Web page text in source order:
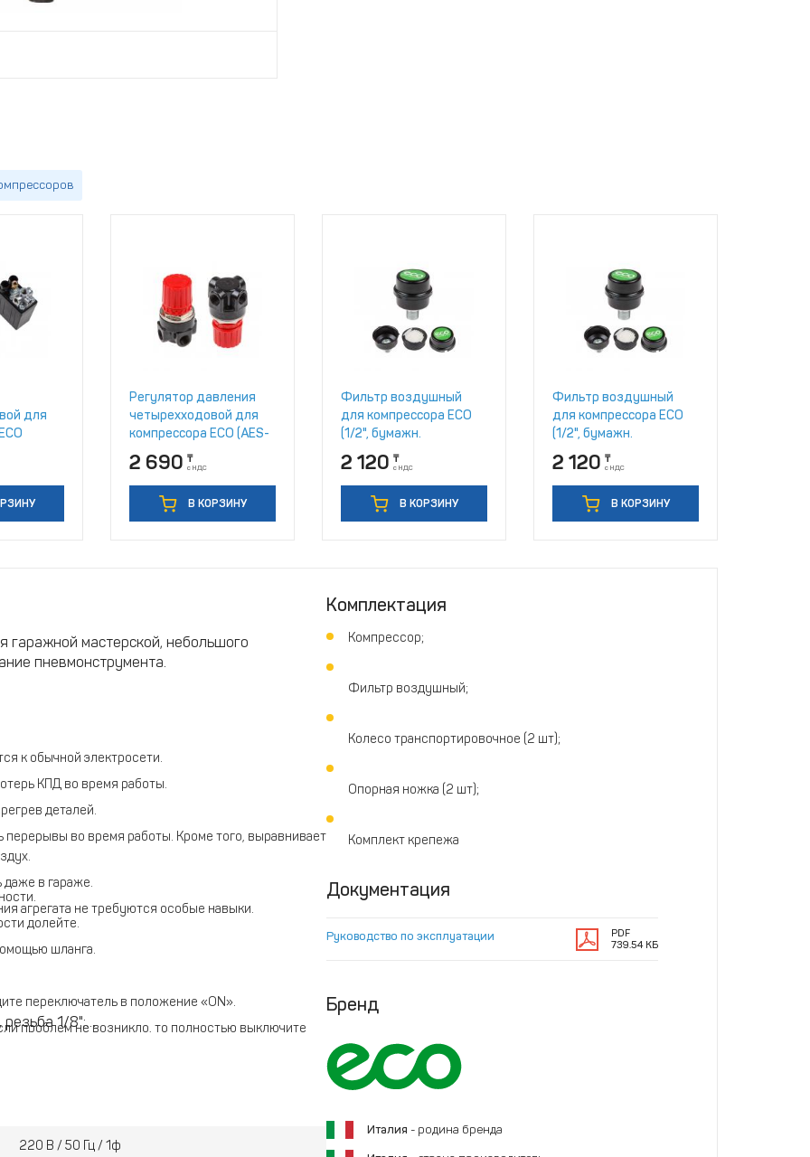
для
Регулятор давления
четырехходовой для
компрессора ECO (AES-
4R)
2 690 ₸
с НДС
В КОРЗИНУ
Фильтр воздушный
для компрессора ECO
(1/2", бумажн.
фильтроэлемент,
металл. корпус) (AEF-
122M)
2 120 ₸
с НДС
В КОРЗИНУ
Фильтр воздушный
для компрессора ECO
(1/2", бумажн.
фильтроэлемент,
корпус - пластик) (AEF-
12P)
2 120 ₸
с НДС
В КОРЗИНУ
гаражной мастерской, небольшого
пневмонструмента.
к обычной электросети.
КПД во время работы.
деталей.
во время работы. Кроме того, выравнивает
в гараже.
агрегата не требуются особые навыки.
долейте.
шланга.
переключатель в положение «ON».
проблем не возникло, то полностью выключите
, резьба 1/8";
корпус - металл);
220 В / 50 Гц / 1ф
Комплектация
Компрессор;
Фильтр воздушный;
Колесо транспортировочное (2 шт);
Опорная ножка (2 шт);
Комплект крепежа
Документация
Руководство по эксплуатации
PDF
739.54 КБ
Бренд
Италия - родина бренда